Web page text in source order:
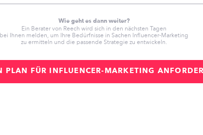
Wie geht es dann weiter?
Ein Berater von Reech wird sich in den nächsten Tagen
bei Ihnen melden, um Ihre Bedürfnisse in Sachen Influencer-Marketing
zu ermitteln und die passende Strategie zu entwickeln.